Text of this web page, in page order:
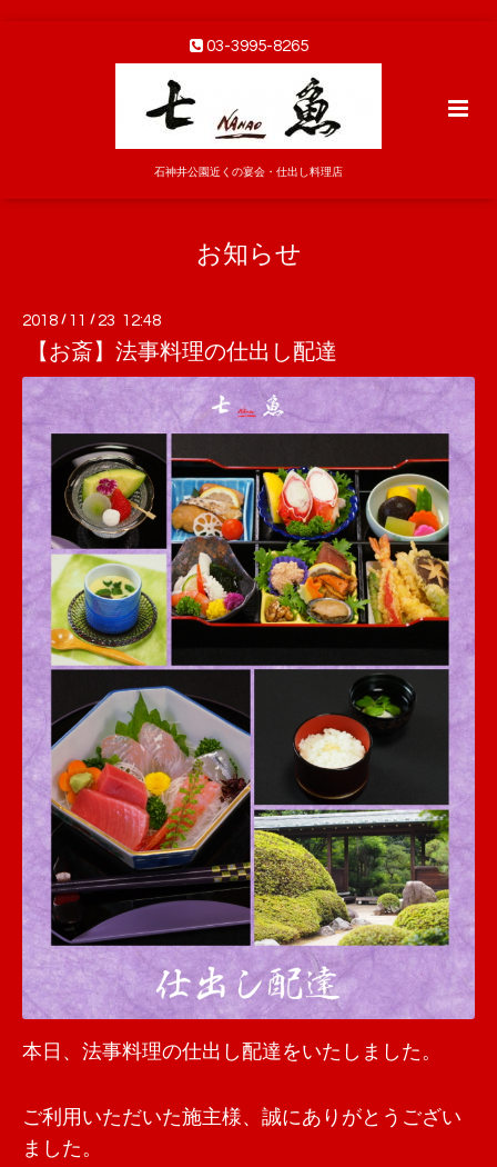
03-3995-8265
石神井公園近くの宴会・仕出し料理店
お知らせ
2018 / 11 / 23 12:48
【お斎】法事料理の仕出し配達
本日、法事料理の仕出し配達をいたしました。
ご利用いただいた施主様、誠にありがとうござい
ました。